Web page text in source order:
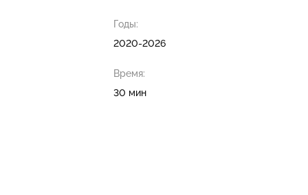
Годы:
2020-2026
Время:
30 мин